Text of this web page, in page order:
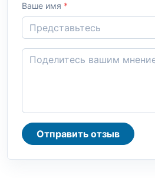
Ваше имя *
Отправить отзыв